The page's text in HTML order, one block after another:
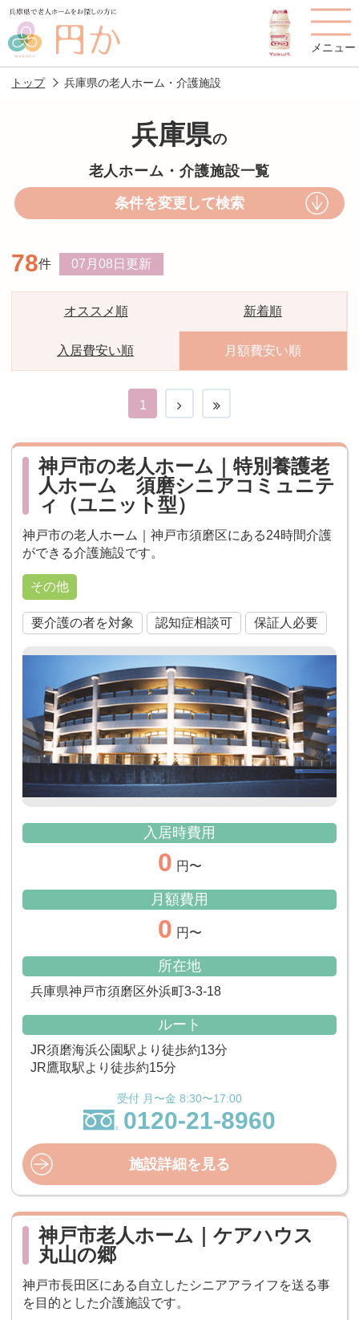
メニュー
老人ホームを
円かについて 費用について
老人ホームの種類
スタッフ紹介
おすすめ施設特集 施設関係者の方へ
トップ 兵庫県の老人ホーム・介護施設
兵庫県の
老人ホーム・介護施設一覧
条件を変更して検索
78件 07月08日 更新
オススメ順 新着順
入居費安い順 月額費安い順
1
神戸市の老人ホーム｜特別養護老
人ホーム 須磨シニアコミュニテ
ィ（ユニット型）
神戸市の老人ホーム｜神戸市須磨区にある24時間介護
ができる介護施設です。
その他
要介護の者を対象 認知症相談可 保証人必要
入居時費用
0 円〜
月額費用
0 円〜
所在地
兵庫県神戸市須磨区外浜町3-3-18
ルート
JR須磨海浜公園駅より徒歩約13分
JR鷹取駅より徒歩約15分
受付 月〜金 8:30〜17:00
0120-21-8960
施設詳細を見る
神戸市老人ホーム｜ケアハウス
丸山の郷
神戸市長田区にある自立したシニアアライフを送る事
を目的とした介護施設です。